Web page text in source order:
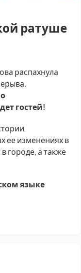
ратуше
распахнула
гостей!
ее изменениях в
городе, а также
языке